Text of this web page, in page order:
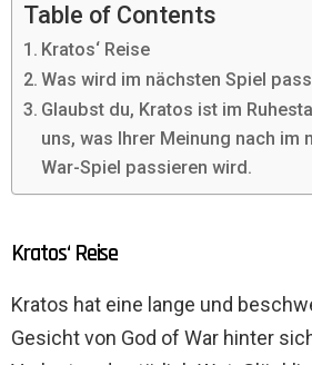
Table of Contents
Kratos‘ Reise
Was wird im nächsten Spiel
Glaubst du, Kratos ist im
uns, was Ihrer Meinung nach im
War-Spiel passieren wird.
Kratos‘ Reise
Kratos hat eine lange und
Gesicht von God of War hinter